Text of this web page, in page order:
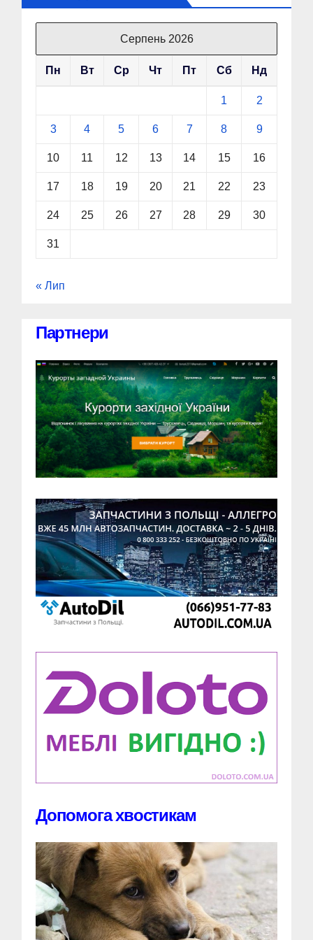
Серпень 2026
Пн Вт Ср Чт Пт Сб Нд
1 2
3 4 5 6 7 8 9
10 11 12 13 14 15 16
17 18 19 20 21 22 23
24 25 26 27 28 29 30
31
« Лип
Партнери
Допомога хвостикам